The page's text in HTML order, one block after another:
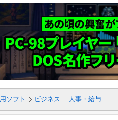
ソフト ビジネス 人事・給与